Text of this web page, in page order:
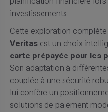
investissements.
Cette exploration
Veritasest un choix
carte prépayée pour les
Son adaptation à
couplée à une sécurité
lui confère un
solutions de paiement